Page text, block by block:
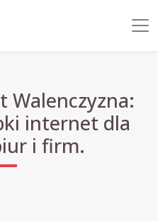
internet dla
i firm.